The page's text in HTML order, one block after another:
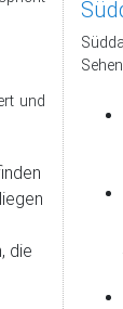
und
die